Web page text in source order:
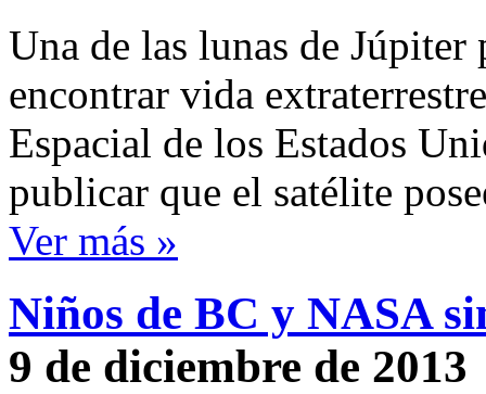
Una de las lunas de
encontrar vida
Espacial de los Estados
publicar que el satélite
Ver más »
Niños de BC y NASA
9 de diciembre de 2013